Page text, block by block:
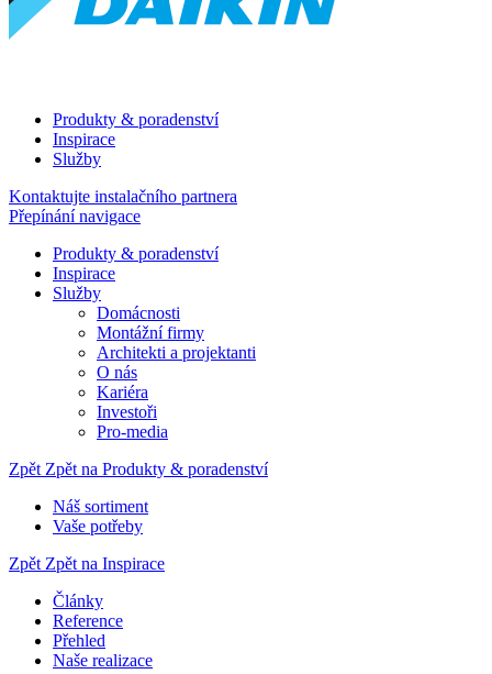
Produkty & poradenství
Inspirace
Služby
Kontaktujte instalačního partnera
Přepínání navigace
Produkty & poradenství
Inspirace
Služby
Domácnosti
Montážní firmy
Architekti a projektanti
O nás
Kariéra
Investoři
Pro-media
Zpět Zpět na Produkty & poradenství
Náš sortiment
Vaše potřeby
Zpět Zpět na Inspirace
Články
Reference
Přehled
Naše realizace